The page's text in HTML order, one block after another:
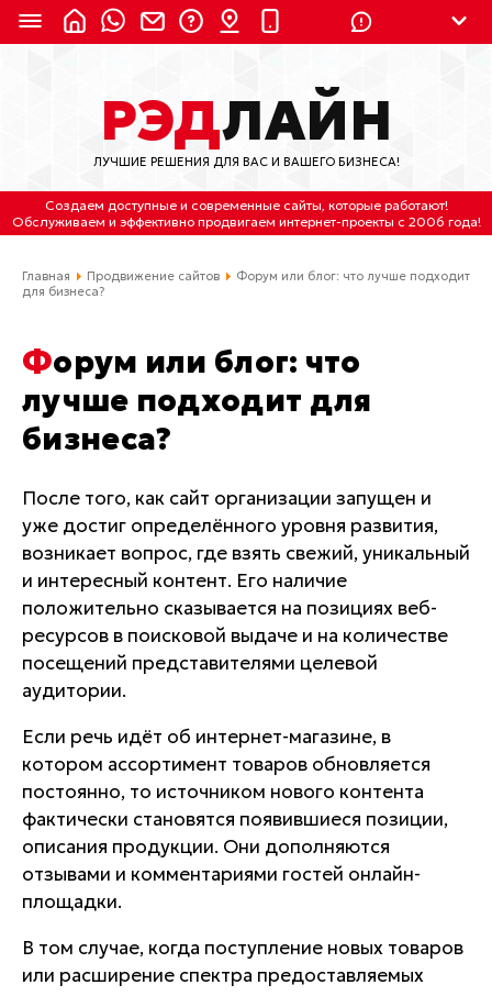
8 (800) 550-9899 (с 2:30 до 11:30 по
Мск)
Бесплатно по России
(4212) 658-653
(4212) 637-673
Отдельный вход \ Левый торец здания
info@lred.ru
Все контакты
РЭДЛАЙН
ЛУЧШИЕ РЕШЕНИЯ ДЛЯ ВАС И ВАШЕГО БИЗНЕСА!
Создаем доступные и современные сайты, которые работают!
Обслуживаем и эффективно продвигаем интернет-проекты с 2006 года!
Главная Продвижение сайтов
Форум или блог: что лучше подходит
для бизнеса?
Форум или блог: что
лучше подходит для
бизнеса?
После того, как сайт организации запущен и
уже достиг определённого уровня развития,
возникает вопрос, где взять свежий, уникальный
и интересный контент. Его наличие
положительно сказывается на позициях веб-
ресурсов в поисковой выдаче и на количестве
посещений представителями целевой
аудитории.
Если речь идёт об интернет-магазине, в
котором ассортимент товаров обновляется
постоянно, то источником нового контента
фактически становятся появившиеся позиции,
описания продукции. Они дополняются
отзывами и комментариями гостей онлайн-
площадки.
В том случае, когда поступление новых товаров
или расширение спектра предоставляемых